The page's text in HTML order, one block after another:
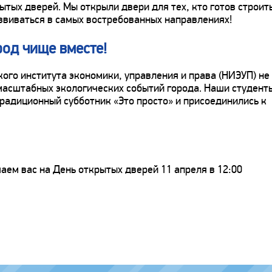
дверей. Мы открыли двери для тех, кто готов
в самых востребованных направлениях!
чище вместе!
института экономики, управления и права (НИЭУП) не
экологических событий города. Наши
субботник «Это просто» и присоединились к
вас на День открытых дверей 11 апреля в 12:00